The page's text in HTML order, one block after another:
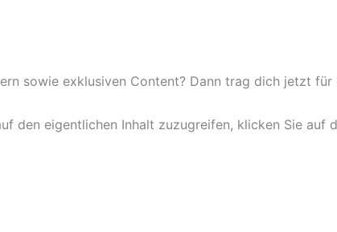
sowie exklusiven Content? Dann trag dich jetzt für
den eigentlichen Inhalt zuzugreifen, klicken Sie auf